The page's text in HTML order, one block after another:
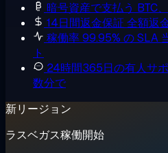
暗号資産で支払う BTC
14日間返金保証 全額返
稼働率 99.95% の SLA
ト
24時間365日の有人サ
数分で
新リージョン
ラスベガス稼働開始